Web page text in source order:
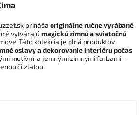
prináša originálne ručne vyrábané
vytvárajú magickú zimnú a sviatočnú
Táto kolekcia je plná produktov
oslavy a dekorovanie interiéru počas
motívmi a jemnými zimnými farbami –
či zlatou.